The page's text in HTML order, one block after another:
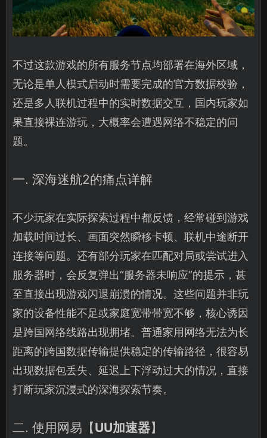
不过这款游戏的所有服务节点均部署在海外区域，
无论是单人模式启动时需要完成的官方数据校验，
还是多人联机过程中的实时数据交互，国内玩家如
果直接裸连游玩，大概率会遭遇网络不稳定的问
题。
一. 深海迷航2的痛点详解
不少玩家在实际探索过程中都反馈，经常碰到游戏
加载时间过长、画面突然瞬移卡顿、联机中途断开
连接等问题。还有部分玩家在匹配对局或尝试进入
服务器时，会反复弹出“服务器未响应”的提示，甚
至直接出现游戏闪退崩溃的情况。这些问题并非玩
家的设备性能不足或家庭宽带带宽不够，核心诱因
是跨国网络线路出现拥堵。普通家用网络无法为长
距离的跨国数据传输提供稳定的传输路径，很容易
出现数据包丢失、延迟上下浮动过大的情况，直接
打断玩家沉浸式的深海探索节奏。
二. 使用网易【UU加速器】